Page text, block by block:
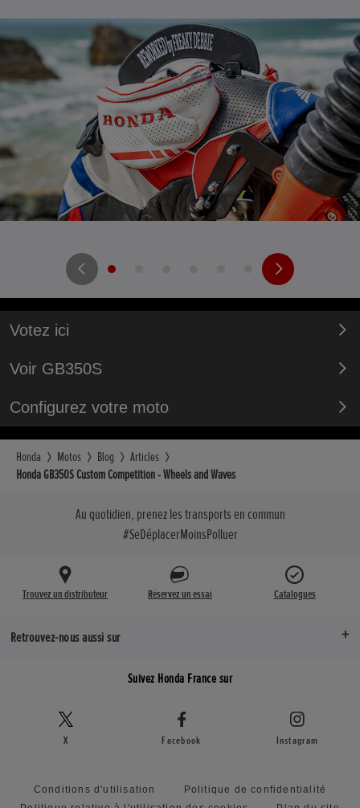
Votez ici
Voir GB350S
Configurez votre moto
Honda Motos Blog
Articles
Honda GB350S Custom Competition - Wheels and Waves
Au quotidien, prenez les transports en commun
#SeDéplacerMoinsPolluer
Trouvez un distributeur Réservez un essai Catalogues
Retrouvez-nous aussi sur
Suivez Honda France sur
X Facebook Instagram
Conditions d'utilisation
Politique de confidentialité